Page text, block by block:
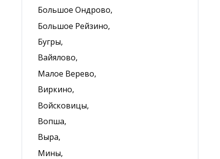
Большое Ондрово,
Большое Рейзино,
Бугры,
Вайялово,
Малое Верево,
Виркино,
Войсковицы,
Вопша,
Выра,
Мины,